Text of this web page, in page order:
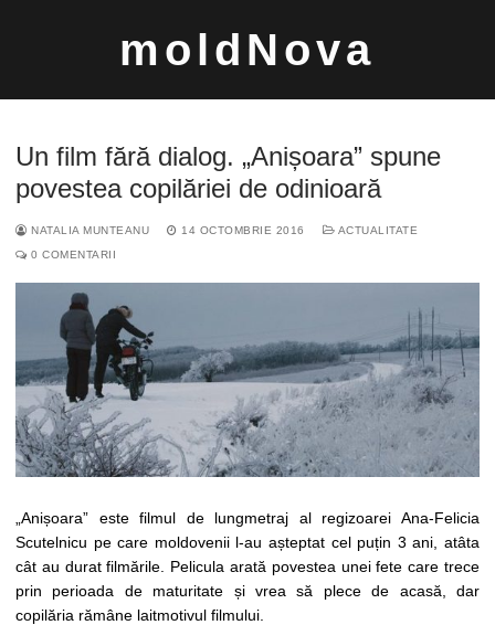
moldNova
Un film fără dialog. „Anișoara” spune
povestea copilăriei de odinioară
NATALIA MUNTEANU 14 OCTOMBRIE 2016
ACTUALITATE
0 COMENTARII
„Anișoara” este filmul de lungmetraj al regizoarei Ana-Felicia
Scutelnicu pe care moldovenii l-au așteptat cel puțin 3 ani, atâta
cât au durat filmările. Pelicula arată povestea unei fete care trece
prin perioada de maturitate și vrea să plece de acasă, dar
copilăria rămâne laitmotivul filmului.